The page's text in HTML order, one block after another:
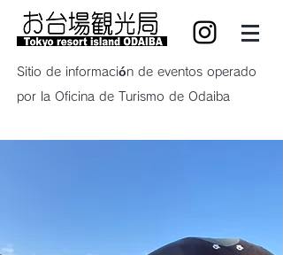
Sitio de información de eventos operado
por la Oficina de Turismo de Odaiba